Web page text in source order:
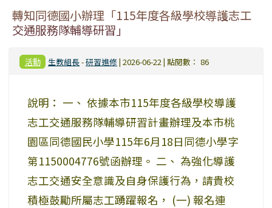
轉知同德國小辦理「115年度各級學校導護志工
交通服務隊輔導研習」
活動 生教組長-研習進修| 2026-06-22 | 點閱數： 86
說明： 一、 依據本市115年度各級學校導護
志工交通服務隊輔導研習計畫辦理及本市桃
園區同德國民小學115年6月18日同德小學字
第1150004776號函辦理。 二、 為強化導護
志工交通安全意識及自身保護行為，請貴校
積極鼓勵所屬志工踴躍報名， (一) 報名連